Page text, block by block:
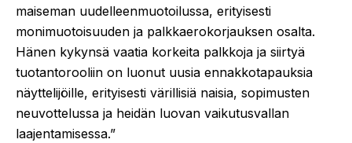
maiseman uudelleenmuotoilussa, erityisesti
monimuotoisuuden ja palkkaerokorjauksen osalta.
Hänen kykynsä vaatia korkeita palkkoja ja siirtyä
tuotantorooliin on luonut uusia ennakkotapauksia
näyttelijöille, erityisesti värillisiä naisia, sopimusten
neuvottelussa ja heidän luovan vaikutusvallan
laajentamisessa.”